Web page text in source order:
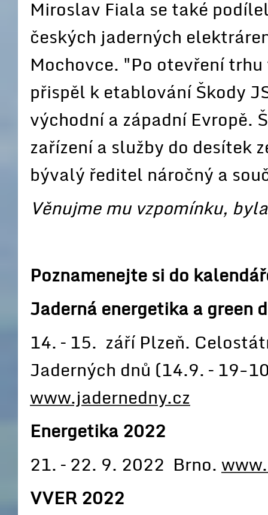
Miroslav Fiala se také
českých jaderných
Mochovce. "Po otevření
přispěl k etablování Škody
východní a západní Evropě.
zařízení a služby do desítek
bývalý ředitel náročný a
Věnujme mu vzpomínku,
Poznamenejte si do
Jaderná energetika a green
14. – 15. září Plzeň.
Jaderných dnů (14.9. – 19-
www.jadernedny.cz
Energetika 2022
21. – 22. 9. 2022 Brno.
VVER 2022